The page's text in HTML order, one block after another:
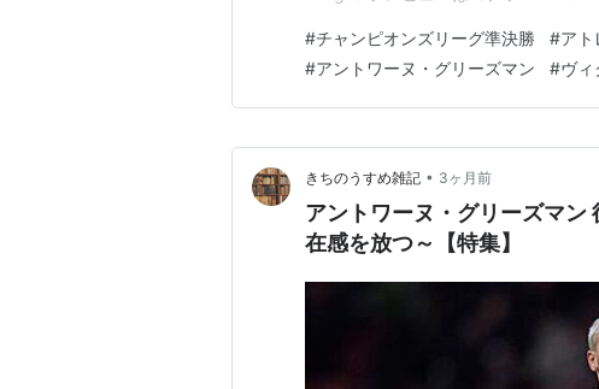
ーセナルは守備4-4-1-1の4-3-3を採
#チャンピオンズリーグ準決勝 #アト
#アントワーヌ・グリーズマン #ヴィ
きちのうすめ雑記 • 3ヶ月前
アントワーヌ・グリーズマン
在感を放つ～【特集】